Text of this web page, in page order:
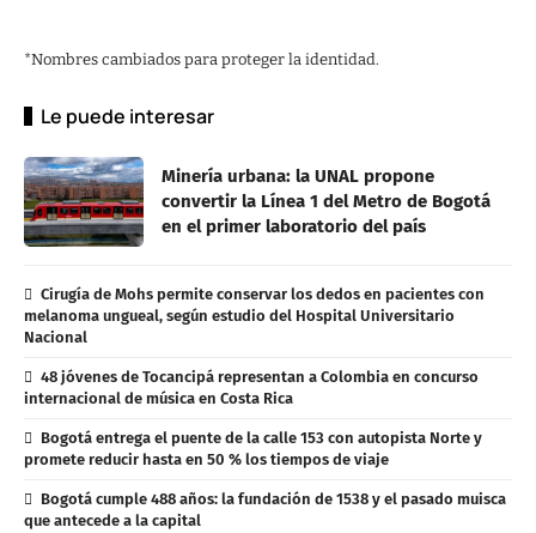
*Nombres cambiados para proteger la identidad.
Le puede interesar
Minería urbana: la UNAL propone
convertir la Línea 1 del Metro de Bogotá
en el primer laboratorio del país
Cirugía de Mohs permite conservar los dedos en pacientes con
melanoma ungueal, según estudio del Hospital Universitario
Nacional
48 jóvenes de Tocancipá representan a Colombia en concurso
internacional de música en Costa Rica
Bogotá entrega el puente de la calle 153 con autopista Norte y
promete reducir hasta en 50 % los tiempos de viaje
Bogotá cumple 488 años: la fundación de 1538 y el pasado muisca
que antecede a la capital